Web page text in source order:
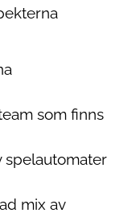
som finns
spelautomater
mix av